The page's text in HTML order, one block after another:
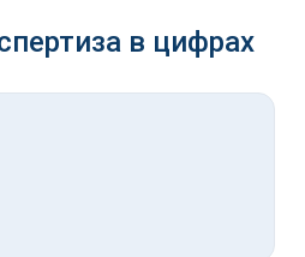
в цифрах